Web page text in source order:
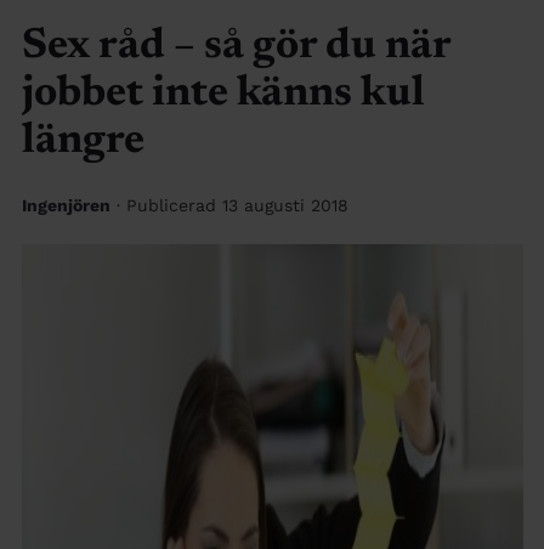
Sex råd – så gör du när
jobbet inte känns kul
längre
Ingenjören · Publicerad 13 augusti 2018